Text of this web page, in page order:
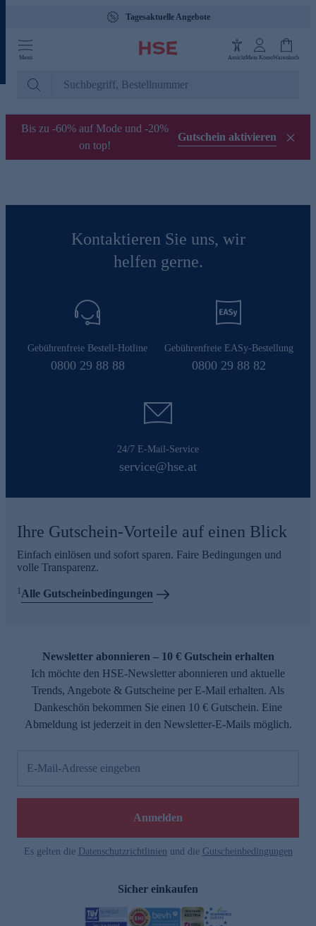
Tagesaktuelle Angebote
Menü AnsichtMein KontoWarenkorb
Bis zu -60% auf Mode und -20%
on top!
Gutschein aktivieren
Kontaktieren Sie uns, wir
helfen gerne.
Gebührenfreie Bestell-Hotline
0800 29 88 88
Gebührenfreie EASy-Bestellung
0800 29 88 82
24/7 E-Mail-Service
service@hse.at
Ihre Gutschein-Vorteile auf einen Blick
Einfach einlösen und sofort sparen. Faire Bedingungen und
volle Transparenz.
1Alle Gutscheinbedingungen
Newsletter abonnieren – 10 € Gutschein erhalten
Ich möchte den HSE-Newsletter abonnieren und aktuelle
Trends, Angebote & Gutscheine per E-Mail erhalten. Als
Dankeschön bekommen Sie einen 10 € Gutschein. Eine
Abmeldung ist jederzeit in den Newsletter-E-Mails möglich.
E-Mail-Adresse eingeben
Anmelden
Es gelten die Datenschutzrichtlinien und die Gutscheinbedingungen
Sicher einkaufen